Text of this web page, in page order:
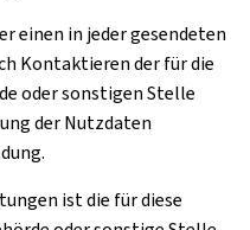
einen in jeder gesendeten
Kontaktieren der für die
oder sonstigen Stelle
der Nutzdaten
ist die für diese